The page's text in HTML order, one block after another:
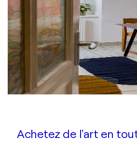
Achetez de l'art en